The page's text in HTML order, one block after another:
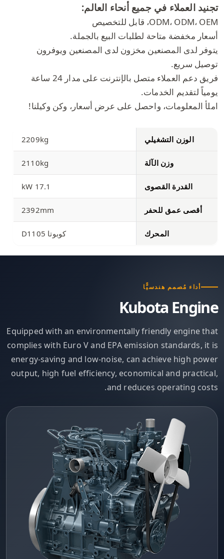
تجنيد العملاء في جميع أنحاء العالم:
ODM، ODM، OEM، قابل للتخصيص
أسعار مخفضة متاحة لطلبات البيع بالجملة.
يتوفر لدى المصنعين مخزون لدى المصنعين ويوفرون
توصيل سريع.
فريق دعم العملاء متصل بالإنترنت على مدار 24 ساعة
يومياً لتقديم الخدمات.
املأ المعلومات، واحصل على عرض أسعار، وكن وكيلنا!
الوزن التشغيلي 2209kg
وزن الآلة 2110kg
القدرة القصوى 17.1 kW
أقصى عمق للحفر 2392mm
المحرك كوبوتا D1105
أداء مُصمم هندسيًّا
Kubota Engine
Equipped with an environmentally friendly engine that
complies with Euro V and EPA emission standards, it is
energy-saving and low-noise, can achieve high power
output, high fuel efficiency, economical and practical,
and reduces operating costs.